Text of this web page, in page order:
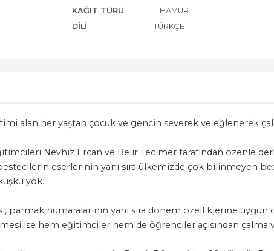
KAĞIT TÜRÜ
1. HAMUR
DILI
TÜRKÇE
alan her yaştan çocuk ve gencin severek ve eğlenerek
Nevhiz Ercan ve Belir Tecimer tarafından özenle
eserlerinin yanı sıra ülkemizde çok bilinmeyen
yok.
parmak numaralarının yanı sıra dönem özelliklerine
ise hem eğitimciler hem de öğrenciler açısından çalma